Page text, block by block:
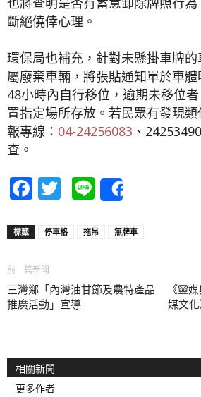
斷絕僥倖心理。
環保局也補充，針對未懸掛車牌
屬廢棄車輛，將張貼通知單於車
48小時內自行移位，逾期未移位
置指定場所存放。若民眾有發現
報專線： 04-24256083 、
查。
Facebook
Twitter
Line
標籤 停車格 拖吊 無牌車
前一篇新聞
三灣鄉「內灣油甘節及農特產品
推廣活動」宣導
《靈
媒文
相關新聞
更多作者